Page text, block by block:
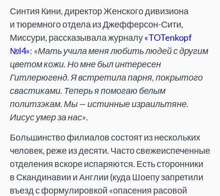
Синтия Кини, директор Женского дивизиона
и тюремного отдела из Джефферсон-Сити,
Миссури, рассказывала журналу«TOTenkopf
№l4»: «Мать учила меня любить людей с другим
цветом кожи. Но мне был интересен
Гитлерюгенд. Я встретила парня, покрытого
свастиками. Теперь я помогаю белым
политзэкам. Мы — истинные израильтяне.
Иисус умер за нас».
Большинство филиалов состоят из нескольких
человек, реже из десяти. Часто свежеиспеченные
отделения вскоре испаряются. Есть сторонники
в Скандинавии и Англии (куда Шоепу запретили
въезд с формулировкой «опасения расовой